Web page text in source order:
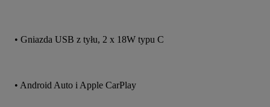
• Gniazda USB z tyłu, 2 x 18W typu C
• Android Auto i Apple CarPlay